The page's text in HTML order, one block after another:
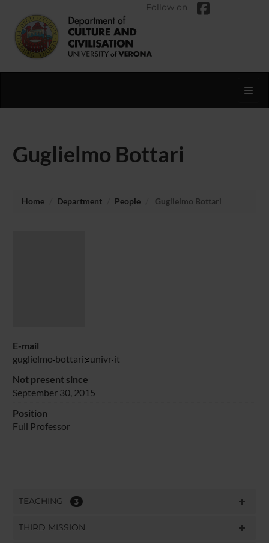
Follow on
Guglielmo Bottari
Home Department People Guglielmo Bottari
E-mail
guglielmo bottari univr it
Not present since
September 30, 2015
Position
Full Professor
TEACHING 3
THIRD MISSION